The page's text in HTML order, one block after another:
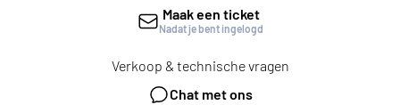
Maak een ticket
Nadat je bent ingelogd
Verkoop & technische vragen
Chat met ons